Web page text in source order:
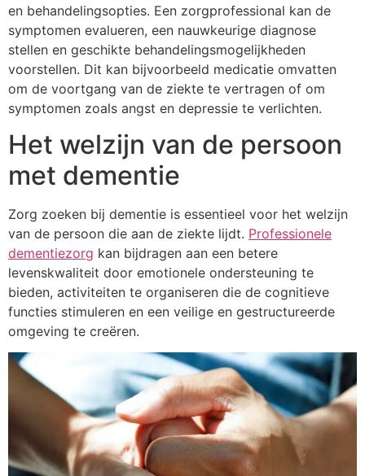
en behandelingsopties. Een zorgprofessional kan de
symptomen evalueren, een nauwkeurige diagnose
stellen en geschikte behandelingsmogelijkheden
voorstellen. Dit kan bijvoorbeeld medicatie omvatten
om de voortgang van de ziekte te vertragen of om
symptomen zoals angst en depressie te verlichten.
Het welzijn van de persoon
met dementie
Zorg zoeken bij dementie is essentieel voor het welzijn
van de persoon die aan de ziekte lijdt. Professionele
dementiezorg kan bijdragen aan een betere
levenskwaliteit door emotionele ondersteuning te
bieden, activiteiten te organiseren die de cognitieve
functies stimuleren en een veilige en gestructureerde
omgeving te creëren.